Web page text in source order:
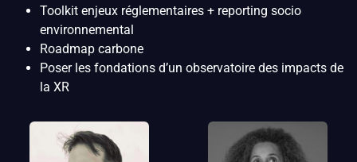
Toolkit enjeux réglementaires + reporting socio
environnemental
Roadmap carbone
Poser les fondations d’un observatoire des impacts de
la XR